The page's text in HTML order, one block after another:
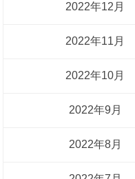
2022年12月
2022年11月
2022年10月
2022年9月
2022年8月